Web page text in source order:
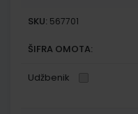
SKU: 567701
ŠIFRA OMOTA:
Udžbenik